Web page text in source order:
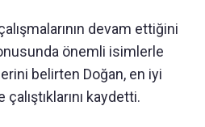
devam ettiğini
önemli isimlerle
belirten Doğan, en iyi
kaydetti.